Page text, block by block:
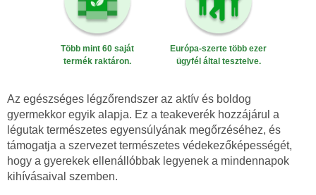
Több mint 60 saját
termék raktáron.
Európa-szerte több ezer
ügyfél által tesztelve.
Az egészséges légzőrendszer az aktív és boldog
gyermekkor egyik alapja. Ez a teakeverék hozzájárul a
légutak természetes egyensúlyának megőrzéséhez, és
támogatja a szervezet természetes védekezőképességét,
hogy a gyerekek ellenállóbbak legyenek a mindennapok
kihívásaival szemben.